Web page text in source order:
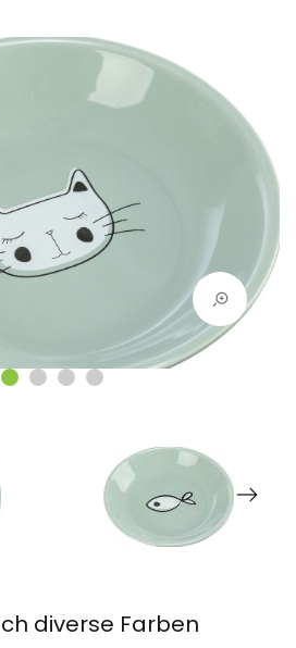
diverse Farben